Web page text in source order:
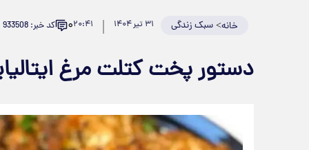
خانه>سبک زندگی ۳۱ تیر ۱۴۰۴ ۲۰:۴۱۰ کد خبر: 933508
دستور پخت کتلت مرغ